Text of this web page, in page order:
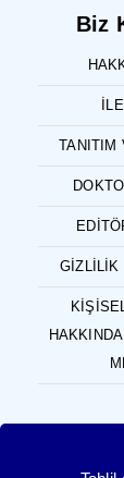
Biz
TANITIM
GIZLILIK